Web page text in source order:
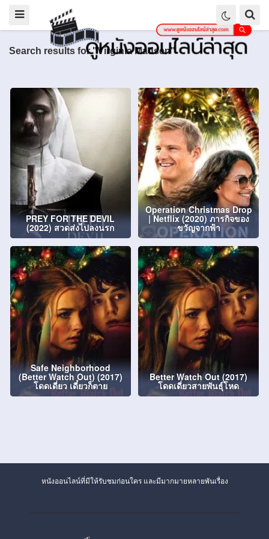
Search results for "Virginia Madsen"
PREY FOR THE DEVIL
(2022) สวดส่งไปลงนรก
Operation Christmas Drop
| Netflix (2020) ภารกิจของ
ขวัญจากฟ้า
Safe Neighborhood
(Better Watch Out) (2017)
โดดเดี่ยว เดี๋ยวก็ตาย
Better Watch Out (2017)
โดดเดี่ยวสายพันธุ์โหด
หนังออนไลน์ที่มีให้รับชมก่อนใคร และมีมากมายหลายพันเรื่อง